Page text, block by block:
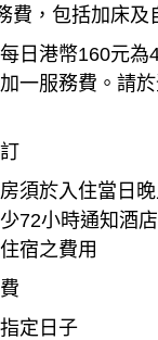
費，包括加床及
日港幣160元為
一服務費。請
須於入住當日
72小時通知酒
宿之費用
定日子